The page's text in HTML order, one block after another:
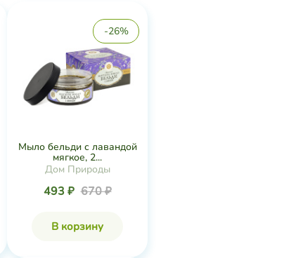
-26%
Мыло бельди с лавандой
мягкое, 2...
Дом Природы
493 ₽ 670 ₽
В корзину